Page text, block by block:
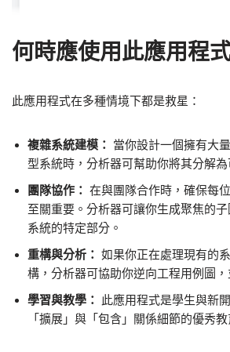
何時應使用此應用程
此應用程式在多種情境下都是救星：
複雜系統建模： 當你設計一個擁有大
型系統時，分析器可幫助你將其分解為
團隊協作： 在與團隊合作時，確保每
至關重要。分析器可讓你生成聚焦的
系統的特定部分。
重構與分析： 如果你正在處理現有的
構，分析器可協助你逆向工程用例圖，
學習與教學： 此應用程式是學生與新
「擴展」與「包含」關係細節的優秀教